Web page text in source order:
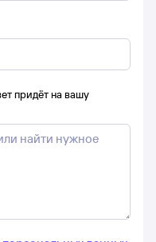
придёт на вашу